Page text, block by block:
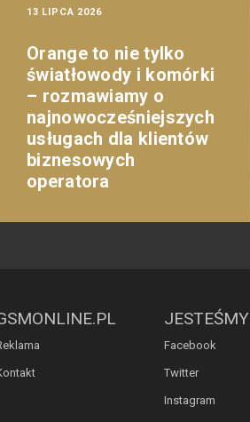
13 LIPCA 2026
Orange to nie tylko
światłowody i komórki
– rozmawiamy o
najnowocześniejszych
usługach dla klientów
biznesowych
operatora
Facebook
Twitter
Instagram